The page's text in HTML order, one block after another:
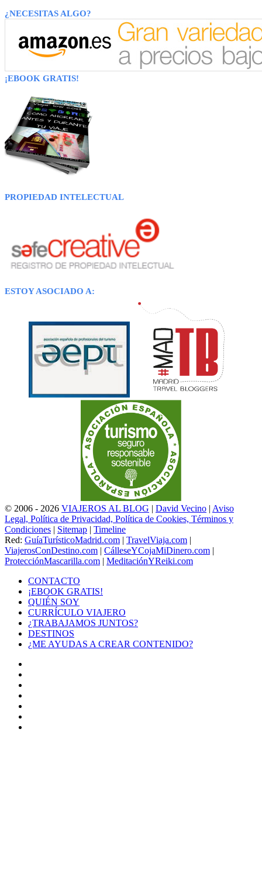
¿NECESITAS ALGO?
¡EBOOK GRATIS!
PROPIEDAD INTELECTUAL
ESTOY ASOCIADO A:
© 2006 - 2026 VIAJEROS AL BLOG | David Vecino | Aviso
Legal, Política de Privacidad, Política de Cookies, Términos y
Condiciones | Sitemap | Timeline
Red: GuíaTurísticoMadrid.com | TravelViaja.com |
ViajerosConDestino.com | CálleseYCojaMiDinero.com |
ProtecciónMascarilla.com | MeditaciónYReiki.com
CONTACTO
¡EBOOK GRATIS!
QUIÉN SOY
CURRÍCULO VIAJERO
¿TRABAJAMOS JUNTOS?
DESTINOS
¿ME AYUDAS A CREAR CONTENIDO?